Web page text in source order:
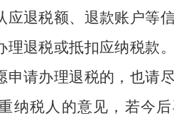
应退税额、退款账户等
理退税或抵扣应纳税款
申请办理退税的，也请
纳税人的意见，若今